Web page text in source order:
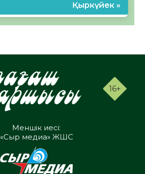
Қыркүйек »
16+
Меншік иесі:
«Сыр медиа» ЖШС